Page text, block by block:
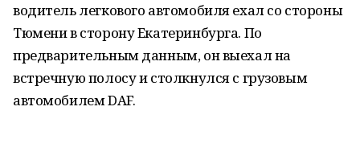
водитель легкового автомобиля ехал со стороны
Тюмени в сторону Екатеринбурга. По
предварительным данным, он выехал на
встречную полосу и столкнулся с грузовым
автомобилем DAF.